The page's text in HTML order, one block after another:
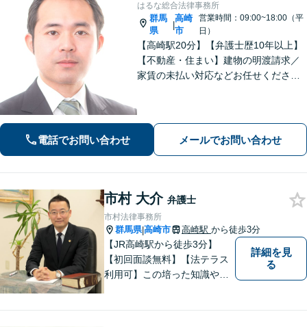
はるな総合法律事務所
群馬
県
|
高崎
市
営業時間：09:00~18:00（平
日）
【高崎駅20分】【弁護士歴10年以上】
【不動産・住まい】建物の明渡請求／
家賃の未払い対応などお任せくださ
気軽にご相談ください。
電話でお問い合わせ メールでお問い合わせ
市村 大介 弁護士
市村法律事務所
群馬県|高崎市 高崎駅 から徒歩3分
【JR高崎駅から徒歩3分】
【初回面談無料】【法テラス
利用可】この培った知識や経
詳細を見
る